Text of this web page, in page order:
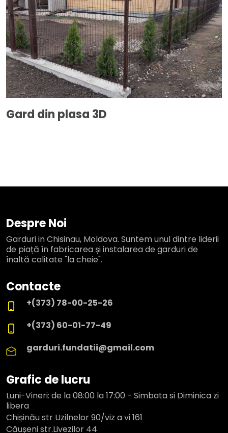
Gard din plasa 3D
Despre Noi
Garduri in Chisinau, Moldova. Suntem unul dintre liderii
de piață în fabricarea și instalarea de garduri de
înaltă calitate "la cheie".
Contacte
+(373) 78-00-25-26
+(373) 60-01-77-49
garduri.fundatii@gmail.com
Grafic de lucru
Luni-Vineri: de la 08:00 la 17:00 - Simbata si Diminica zi
libera
Chișinău str Uzilnelor 90/viz a vi 161
Căușeni str.Livezilor 44